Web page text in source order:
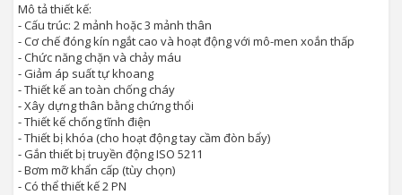
Mô tả thiết kế:
- Cấu trúc: 2 mảnh hoặc 3 mảnh thân
- Cơ chế đóng kín ngắt cao và hoạt động với mô-men xoắn thấp
- Chức năng chặn và chảy máu
- Giảm áp suất tự khoang
- Thiết kế an toàn chống cháy
- Xây dựng thân bằng chứng thổi
- Thiết kế chống tĩnh điện
- Thiết bị khóa (cho hoạt động tay cầm đòn bẩy)
- Gắn thiết bị truyền động ISO 5211
- Bơm mỡ khẩn cấp (tùy chọn)
- Có thể thiết kế 2 PN